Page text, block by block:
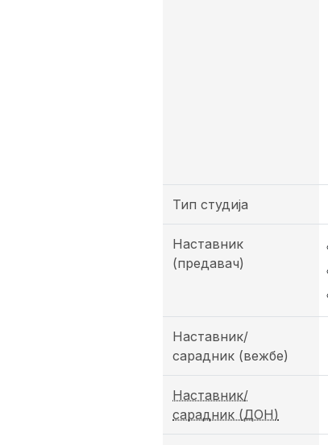
Тип студија
Наставник
(предавач)
Наставник/
сарадник (вежбе)
Наставник/
сарадник (ДОН)